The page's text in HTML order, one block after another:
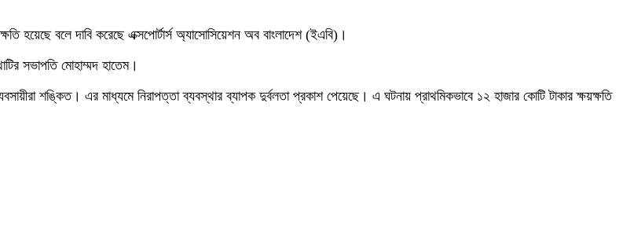
হয়েছে বলে দাবি করেছে এক্সপোর্টার্স অ্যাসোসিয়েশন অব বাংলাদেশ (ইএবি)।
সভাপতি মোহাম্মদ হাতেম।
শঙ্কিত। এর মাধ্যমে নিরাপত্তা ব্যবস্থার ব্যাপক দুর্বলতা প্রকাশ পেয়েছে। এ ঘটনায় প্রাথমিকভাবে ১২ হাজার কোটি টাকার ক্ষয়ক্ষতি